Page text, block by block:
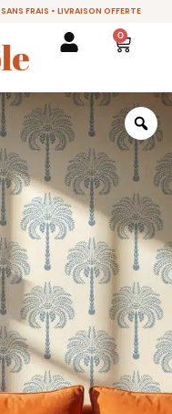
FRAIS • LIVRAISON OFFERTE
0